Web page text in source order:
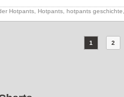
Hotpants, Hotpants, hotpants geschichte,
1 2